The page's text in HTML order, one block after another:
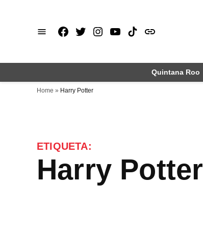
Facebook
X Instagram
Youtube
TikTok
issuu
Quintana Roo
Home » Harry Potter
ETIQUETA:
Harry Potter